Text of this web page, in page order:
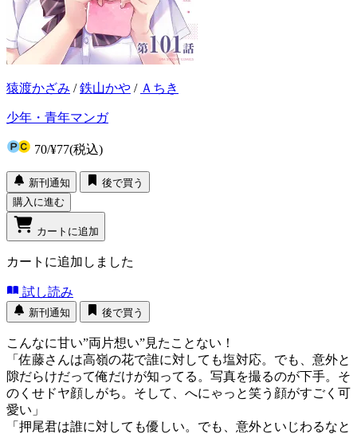
猿渡かざみ /鉄山かや / Ａちき
少年・青年マンガ
70/¥77(税込)
新刊通知
後で買う
購入に進む
カートに追加
カートに追加しました
試し読み
新刊通知 後で買う
こんなに甘い”両片想い”見たことない！
「佐藤さんは高嶺の花で誰に対しても塩対応。でも、意外と
隙だらけだって俺だけが知ってる。写真を撮るのが下手。そ
のくせドヤ顔しがち。そして、へにゃっと笑う顔がすごく可
愛い」
「押尾君は誰に対しても優しい。でも、意外といじわるなと